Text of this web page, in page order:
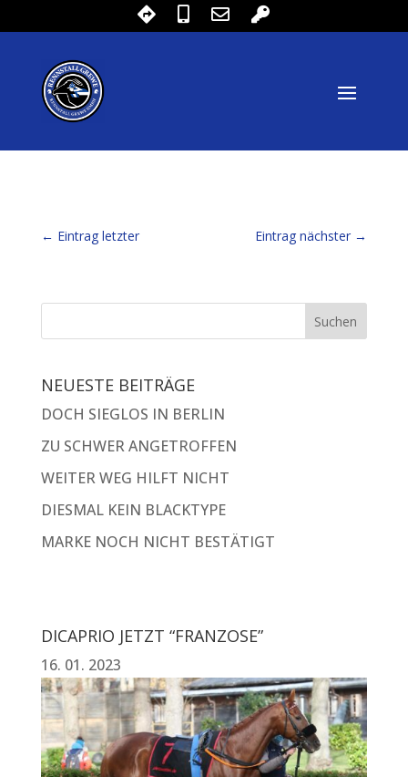
← Eintrag letzter Eintrag nächster →
NEUESTE BEITRÄGE
DOCH SIEGLOS IN BERLIN
ZU SCHWER ANGETROFFEN
WEITER WEG HILFT NICHT
DIESMAL KEIN BLACKTYPE
MARKE NOCH NICHT BESTÄTIGT
DICAPRIO JETZT “FRANZOSE”
16. 01. 2023